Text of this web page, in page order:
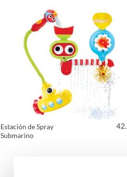
Estación de Spray
Submarino